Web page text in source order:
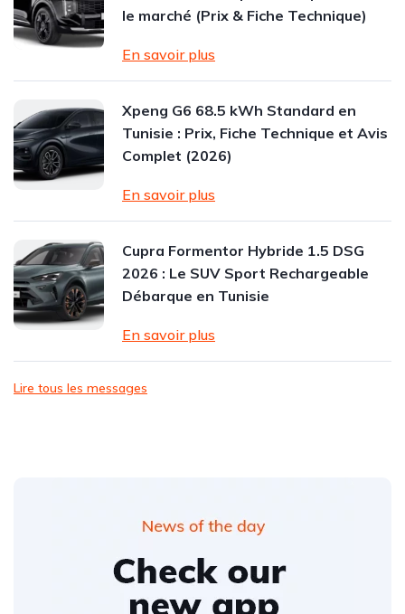
le marché (Prix & Fiche Technique)
En savoir plus
Xpeng G6 68.5 kWh Standard en
Tunisie : Prix, Fiche Technique et Avis
Complet (2026)
En savoir plus
Cupra Formentor Hybride 1.5 DSG
2026 : Le SUV Sport Rechargeable
Débarque en Tunisie
En savoir plus
Lire tous les messages